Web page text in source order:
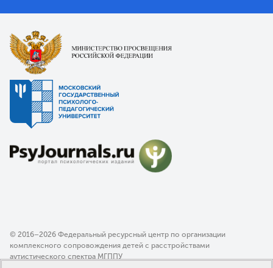
© 2016–2026 Федеральный ресурсный центр по организации
комплексного сопровождения детей с расстройствами
аутистического спектра МГППУ